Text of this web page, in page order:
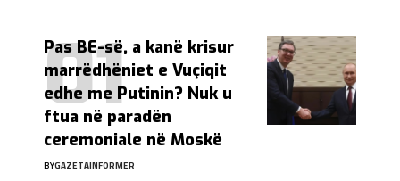
Pas BE-së, a kanë krisur
marrëdhëniet e Vuçiqit
edhe me Putinin? Nuk u
ftua në paradën
ceremoniale në Moskë
BYGAZETAINFORMER